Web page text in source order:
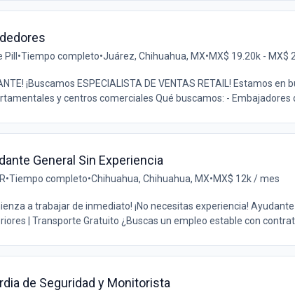
•Tiempo completo•Juárez, Chihuahua, MX•MX$ 19.20k - MX$
¡Buscamos ESPECIALISTA DE VENTAS RETAIL! Estamos
y centros comerciales Qué buscamos: - Embajadores
General Sin Experiencia
•Tiempo completo•Chihuahua, Chihuahua, MX•MX$ 12k / mes
a trabajar de inmediato! ¡No necesitas experiencia!
| Transporte Gratuito ¿Buscas un empleo estable con
de Seguridad y Monitorista